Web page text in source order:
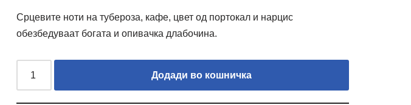
Срцевите ноти на тубероза, кафе, цвет од портокал и нарцис
обезбедуваат богата и опивачка длабочина.
Додади во кошничка